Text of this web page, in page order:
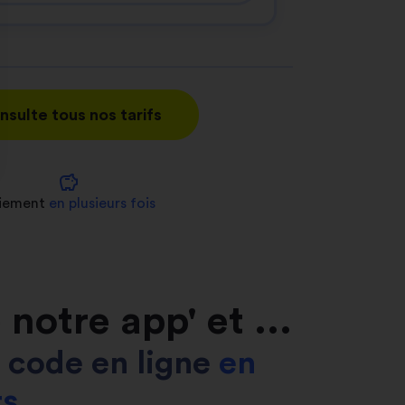
vos Options
vos paramètres de confidentialité, en
tous nos tarifs
savings
en plusieurs fois
notre app' et ...
en ligne en